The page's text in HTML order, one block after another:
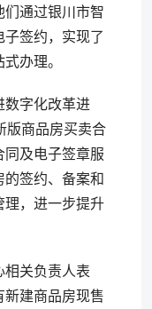
通过银川市智
签约，实现了
办理。
数字化改革进
版商品房买卖合
及电子签章服
签约、备案和
，进一步提升
关负责人表
建商品房现售